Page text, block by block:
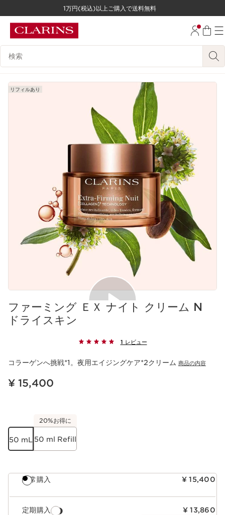
コンテンツへ移動
1万円(税込)以上ご購入で送料無料
検索候補
リフィルあり
ファーミング ＥＸ ナイト クリーム N
ドライスキン
1 レビュー
コラーゲンへ挑戦*1。夜用エイジングケア*2クリーム 商品の内容
現在表示中の製品の価格 ¥ 15,400
¥ 15,400
50 mL
20%お得に
50 ml Refill
通常購入 ¥ 15,400
定期購入 ¥ 13,860